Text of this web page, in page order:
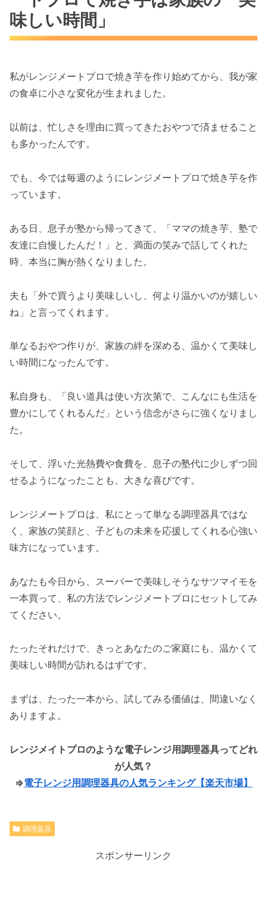
味しい時間」
私がレンジメートプロで焼き芋を作り始めてから、我が家
の食卓に小さな変化が生まれました。
以前は、忙しさを理由に買ってきたおやつで済ませること
も多かったんです。
でも、今では毎週のようにレンジメートプロで焼き芋を作
っています。
ある日、息子が塾から帰ってきて、「ママの焼き芋、塾で
友達に自慢したんだ！」と、満面の笑みで話してくれた
時、本当に胸が熱くなりました。
夫も「外で買うより美味しいし、何より温かいのが嬉しい
ね」と言ってくれます。
単なるおやつ作りが、家族の絆を深める、温かくて美味し
い時間になったんです。
私自身も、「良い道具は使い方次第で、こんなにも生活を
豊かにしてくれるんだ」という信念がさらに強くなりまし
た。
そして、浮いた光熱費や食費を、息子の塾代に少しずつ回
せるようになったことも、大きな喜びです。
レンジメートプロは、私にとって単なる調理器具ではな
く、家族の笑顔と、子どもの未来を応援してくれる心強い
味方になっています。
あなたも今日から、スーパーで美味しそうなサツマイモを
一本買って、私の方法でレンジメートプロにセットしてみ
てください。
たったそれだけで、きっとあなたのご家庭にも、温かくて
美味しい時間が訪れるはずです。
まずは、たった一本から。試してみる価値は、間違いなく
ありますよ。
レンジメイトプロのような電子レンジ用調理器具ってどれ
が人気？
⇒電子レンジ用調理器具の人気ランキング【楽天市場】
調理器具
スポンサーリンク